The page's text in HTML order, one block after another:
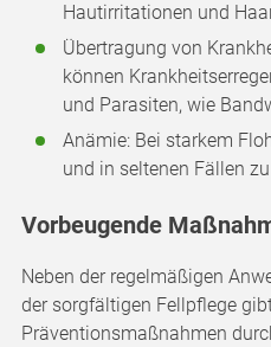
Hautirritationen und
Übertragung von
können
und Parasiten, wie
Anämie: Bei starkem
und in seltenen Fällen
Vorbeugende
Neben der regelmäßigen
der sorgfältigen Fellpflege
Präventionsmaßnahmen